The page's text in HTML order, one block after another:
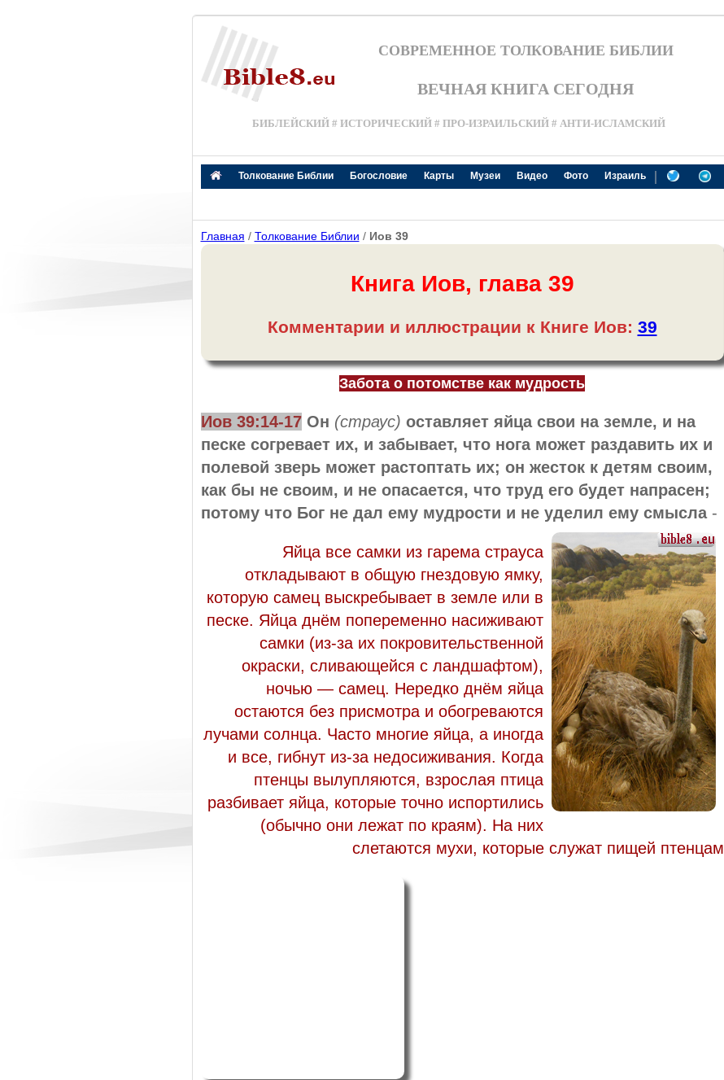
СОВРЕМЕННОЕ ТОЛКОВАНИЕ БИБЛИИ
ВЕЧНАЯ КНИГА СЕГОДНЯ
БИБЛЕЙСКИЙ # ИСТОРИЧЕСКИЙ # ПРО-ИЗРАИЛЬСКИЙ # АНТИ-ИСЛАМСКИЙ
Толкование Библии Богословие Карты Музеи Видео Фото Израиль |
Главная / Толкование Библии / Иов 39
Книга Иов, глава 39
Комментарии и иллюстрации к Книге Иов: 39
Забота о потомстве как мудрость
Иов 39:14-17 Он (страус) оставляет яйца свои на земле, и на
песке согревает их, и забывает, что нога может раздавить их и
полевой зверь может растоптать их; он жесток к детям своим,
как бы не своим, и не опасается, что труд его будет напрасен;
потому что Бог не дал ему мудрости и не уделил ему смысла -
Яйца все самки из гарема страуса
откладывают в общую гнездовую ямку,
которую самец выскребывает в земле или в
песке. Яйца днём попеременно насиживают
самки (из-за их покровительственной
окраски, сливающейся с ландшафтом),
ночью — самец. Нередко днём яйца
остаются без присмотра и обогреваются
лучами солнца. Часто многие яйца, а иногда
и все, гибнут из-за недосиживания. Когда
птенцы вылупляются, взрослая птица
разбивает яйца, которые точно испортились
(обычно они лежат по краям). На них
слетаются мухи, которые служат пищей птенцам